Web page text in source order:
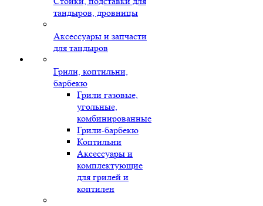
тандыров, дровницы
Аксессуары и запчасти
для тандыров
Грили, коптильни,
барбекю
Грили газовые,
угольные,
комбинированные
Грили-барбекю
Коптильни
Аксессуары и
комплектующие
для грилей и
коптилен